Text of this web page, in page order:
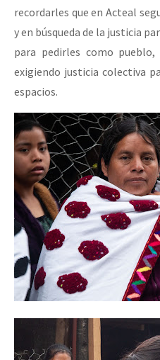
recordarles que en Acteal
y en búsqueda de la justicia
para pedirles como
exigiendo justicia colectiva
espacios.